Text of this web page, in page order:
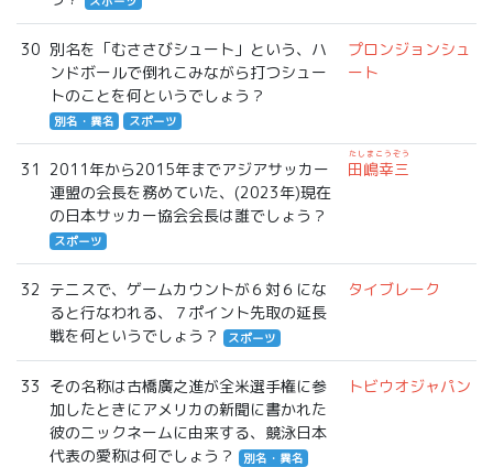
30 別名を「むささびシュート」という、ハ
ンドボールで倒れこみながら打つシュー
トのことを何というでしょう？
別名・異名 スポーツ
プロンジョンシュ
ート
31
2011年から2015年までアジアサッカー
連盟の会長を務めていた、(2023年)現在
の日本サッカー協会会長は誰でしょう？
スポーツ
田嶋幸三
たしまこうぞう
32 テニスで、ゲームカウントが６対６にな
ると行なわれる、７ポイント先取の延長
戦を何というでしょう？
スポーツ
タイブレーク
33 その名称は古橋廣之進が全米選手権に参
加したときにアメリカの新聞に書かれた
彼のニックネームに由来する、競泳日本
代表の愛称は何でしょう？
別名・異名
トビウオジャパン